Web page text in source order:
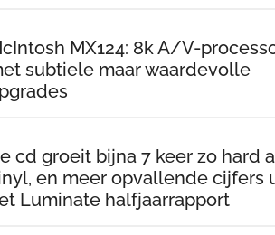
MX124: 8k A/V-
subtiele maar waardevolle
cd groeit bijna 7 keer zo hard
en meer opvallende cijfers
Luminate halfjaarrapport